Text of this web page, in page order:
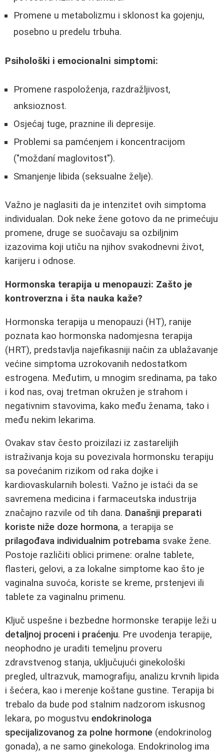
Promene u metabolizmu i sklonost ka gojenju,
posebno u predelu trbuha.
Psihološki i emocionalni simptomi:
Promene raspoloženja, razdražljivost,
anksioznost.
Osjećaj tuge, praznine ili depresije.
Problemi sa pamćenjem i koncentracijom
("moždaní maglovitost").
Smanjenje libida (seksualne želje).
Važno je naglasiti da je intenzitet ovih simptoma
individualan. Dok neke žene gotovo da ne primećuju
promene, druge se suočavaju sa ozbiljnim
izazovima koji utiču na njihov svakodnevni život,
karijeru i odnose.
Hormonska terapija u menopauzi: Zašto je
kontroverzna i šta nauka kaže?
Hormonska terapija u menopauzi (HT), ranije
poznata kao hormonska nadomjesna terapija
(HRT), predstavlja najefikasniji način za ublažavanje
većine simptoma uzrokovanih nedostatkom
estrogena. Međutim, u mnogim sredinama, pa tako
i kod nas, ovaj tretman okružen je strahom i
negativnim stavovima, kako među ženama, tako i
među nekim lekarima.
Ovakav stav često proizilazi iz zastarelijih
istraživanja koja su povezivala hormonsku terapiju
sa povećanim rizikom od raka dojke i
kardiovaskularnih bolesti. Važno je istaći da se
savremena medicina i farmaceutska industrija
značajno razvile od tih dana. Današnji preparati
koriste niže doze hormona, a terapija se
prilagođava individualnim potrebama svake žene.
Postoje različiti oblici primene: oralne tablete,
flasteri, gelovi, a za lokalne simptome kao što je
vaginalna suvoća, koriste se kreme, prstenjevi ili
tablete za vaginalnu primenu.
Ključ uspešne i bezbedne hormonske terapije leži u
detaljnoj proceni i praćenju. Pre uvodenja terapije,
neophodno je uraditi temeljnu proveru
zdravstvenog stanja, uključujući ginekološki
pregled, ultrazvuk, mamografiju, analizu krvnih lipida
i šećera, kao i merenje koštane gustine. Terapija bi
trebalo da bude pod stalnim nadzorom iskusnog
lekara, po mogustvu endokrinologa
specijalizovanog za polne hormone (endokrinolog
gonada), a ne samo ginekologa. Endokrinolog ima